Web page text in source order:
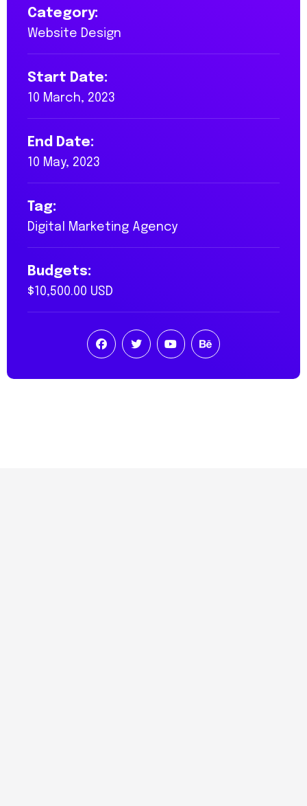
Category:
Website Design
Start Date:
10 March, 2023
End Date:
10 May, 2023
Tag:
Digital Marketing Agency
Budgets:
$10,500.00 USD